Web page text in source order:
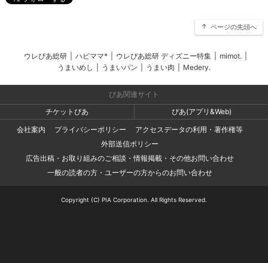
ページの先頭へ
ウレぴあ総研 ハピママ* ウレぴあ総研 ディズニー特集 mimot.
うまいめし
うまいパン うまい肉 Medery.
ぴあ関連サイト
チケットぴあ
ぴあ(アプリ&Web)
会社案内
プライバシーポリシー
アクセスデータの利用・著作権等
外部送信ポリシー
広告出稿・お取り組みのご相談・情報掲載・その他お問い合わせ
一般の読者の方・ユーザーの方からのお問い合わせ
Copyright (C) PIA Corporation. All Rights Reserved.